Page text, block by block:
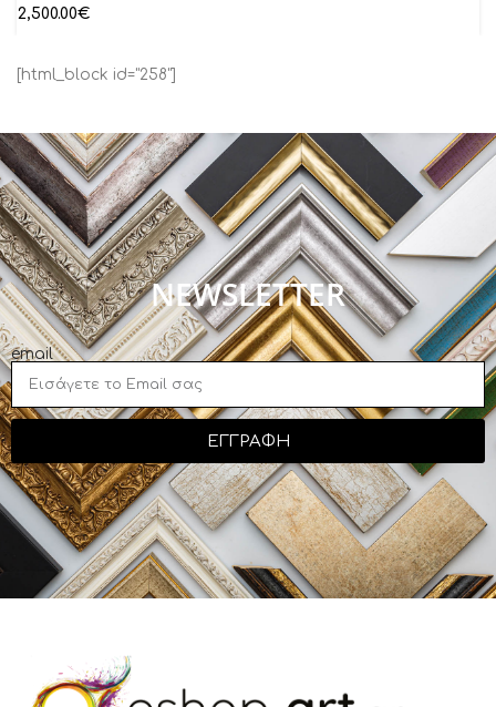
2,500.00€
[html_block id="258"]
NEWSLETTER
email
ΕΓΓΡΑΦΗ